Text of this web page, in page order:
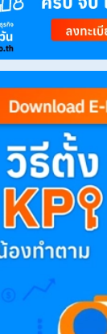
ทดลองใช้งาน
จสนใจ
5 อันดับ AI ช่วยทำงาน